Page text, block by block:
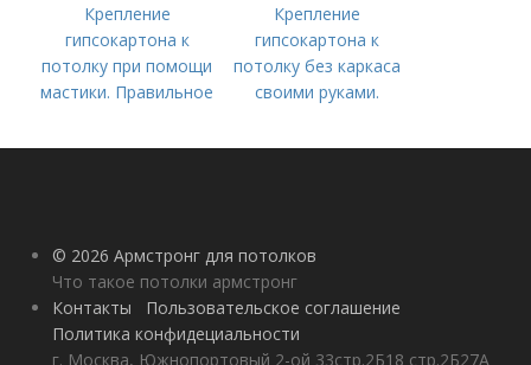
Крепление
гипсокартона к
потолку при помощи
мастики. Правильное
гипсокартонных
Крепление
гипсокартона к
потолку без каркаса
своими руками.
обрешетку из
© 2026 Армстронг для потолков
Что такое потолки армстронг
Контакты
Пользовательское соглашение
Политика конфидециальности
г. Москва, Южнопортовый 2-ой 33стр.2Б18 стр.2Б27А